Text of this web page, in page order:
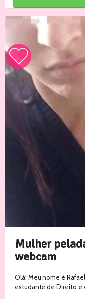
Mulher
webcam
Olá! Meu nome é
estudante de Direito e